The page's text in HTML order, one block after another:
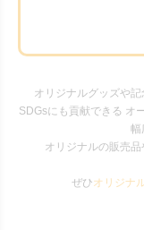
オリジナルグッズや
SDGsにも貢献できる オ
幅
オリジナルの販売品
ぜひオリジナ